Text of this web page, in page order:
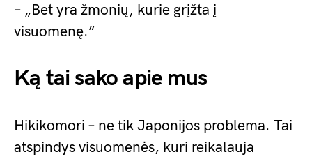
– „Bet yra žmonių, kurie grįžta į
visuomenę.”
Ką tai sako apie mus
Hikikomori – ne tik Japonijos problema. Tai
atspindys visuomenės, kuri reikalauja